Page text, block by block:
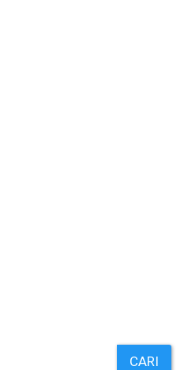
CARI